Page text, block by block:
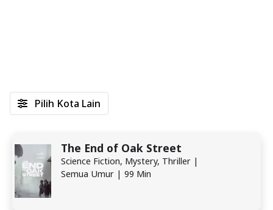
The End of Oak Street
Science Fiction, Mystery, Thriller |
Semua Umur | 99 Min
Pilih Kota Lain